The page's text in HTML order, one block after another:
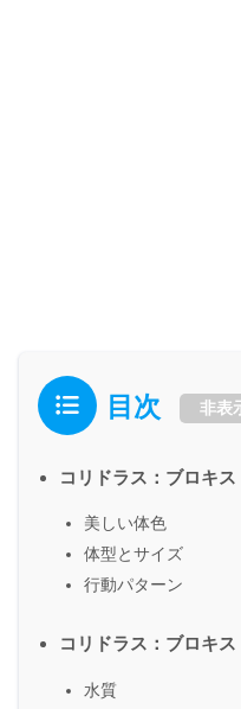
目次 非表
コリドラス：ブロキ
美しい体色
体型とサイズ
行動パターン
コリドラス：ブロキ
水質